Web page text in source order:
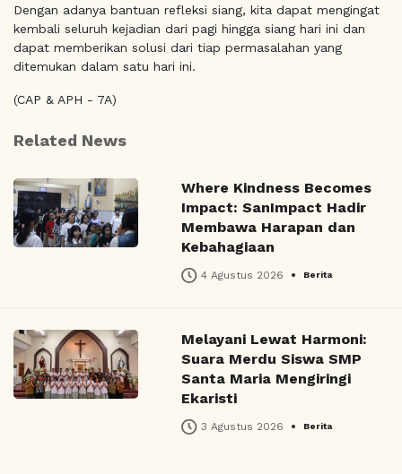
Dengan adanya bantuan refleksi siang, kita dapat mengingat
kembali seluruh kejadian dari pagi hingga siang hari ini dan
dapat memberikan solusi dari tiap permasalahan yang
ditemukan dalam satu hari ini.
(CAP & APH - 7A)
Related News
Where Kindness Becomes
Impact: SanImpact Hadir
Membawa Harapan dan
Kebahagiaan
4 Agustus 2026 • Berita
Melayani Lewat Harmoni:
Suara Merdu Siswa SMP
Santa Maria Mengiringi
Ekaristi
3 Agustus 2026 • Berita